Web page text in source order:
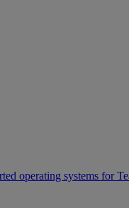
operating systems for